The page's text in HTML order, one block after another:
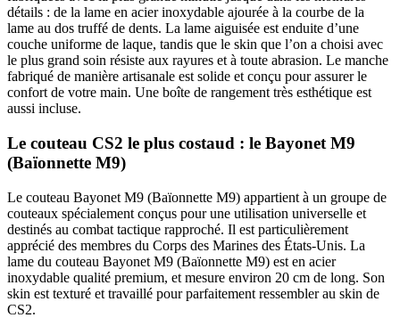
détails : de la lame en acier inoxydable ajourée à la courbe de la
lame au dos truffé de dents. La lame aiguisée est enduite d’une
couche uniforme de laque, tandis que le skin que l’on a choisi avec
le plus grand soin résiste aux rayures et à toute abrasion. Le manche
fabriqué de manière artisanale est solide et conçu pour assurer le
confort de votre main. Une boîte de rangement très esthétique est
aussi incluse.
Le couteau CS2 le plus costaud : le Bayonet M9
(Baïonnette M9)
Le couteau Bayonet M9 (Baïonnette M9) appartient à un groupe de
couteaux spécialement conçus pour une utilisation universelle et
destinés au combat tactique rapproché. Il est particulièrement
apprécié des membres du Corps des Marines des États-Unis. La
lame du couteau Bayonet M9 (Baïonnette M9) est en acier
inoxydable qualité premium, et mesure environ 20 cm de long. Son
skin est texturé et travaillé pour parfaitement ressembler au skin de
CS2.